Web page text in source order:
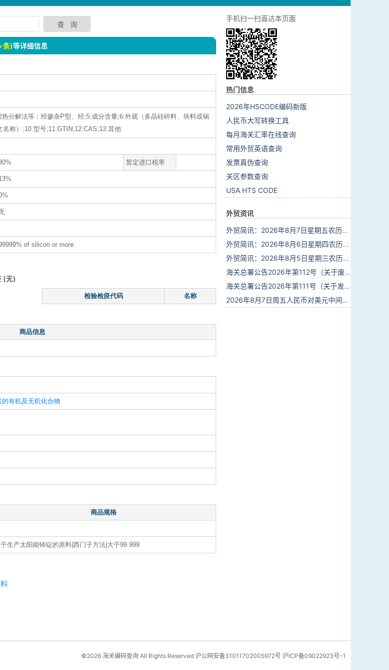
条)等详细信息
分解法等；经掺杂P型、经;5:成分含量;6:外观（多晶硅碎料、块料或锅
称）;10:型号;11:GTIN;12:CAS;13:其他
暂定进口税率
of silicon or more
(无)
检验检疫代码 名称
商品信息
有机及无机化合物
商品规格
生产太阳能铸锭的原料|西门子方法|大于99.999
手机扫一扫直达本页面
热门信息
2026年HSCODE编码新版
人民币大写转换工具
每月海关汇率在线查询
常用外贸英语查询
发票真伪查询
关区参数查询
USA HTS CODE
外贸资讯
外贸简讯：2026年8月7日星期五农历六月廿五
外贸简讯：2026年8月6日星期四农历六月廿四
外贸简讯：2026年8月5日星期三农历六月廿三
海关总署公告2026年第112号（关于废止部分卫生检疫类规范性文件的公告）
海关总署公告2026年第111号（关于发布《进出境动植物检疫处理监督管理工作规定》《进出境卫生处理监督管理工作规定》的公告）
2026年8月7日周五人民币对美元中间价报6.7904调贬9个基点
©2026 海关编码查询 All Rights Reserved 沪公网安备31011702005972号 沪ICP备09022923号-1